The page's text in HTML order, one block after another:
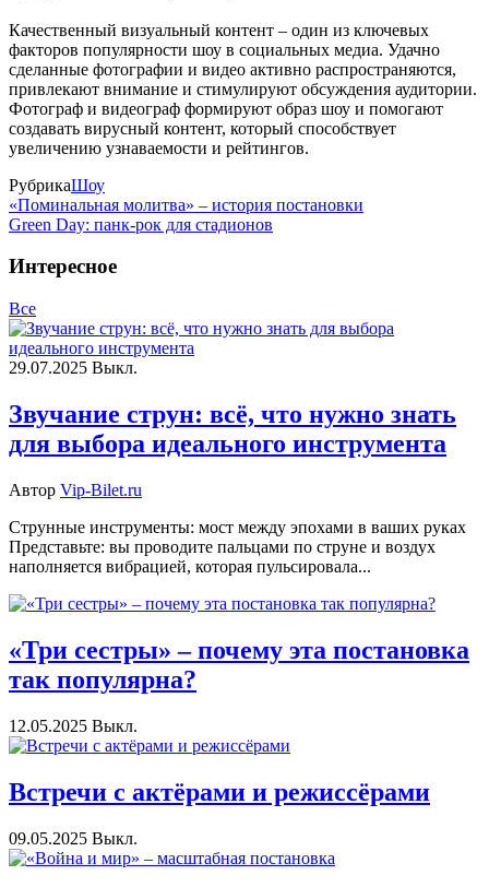
Качественный визуальный контент – один из ключевых
факторов популярности шоу в социальных медиа. Удачно
сделанные фотографии и видео активно распространяются,
привлекают внимание и стимулируют обсуждения аудитории.
Фотограф и видеограф формируют образ шоу и помогают
создавать вирусный контент, который способствует
увеличению узнаваемости и рейтингов.
РубрикаШоу
«Поминальная молитва» – история постановки
Green Day: панк-рок для стадионов
Интересное
Все
29.07.2025 Выкл.
Звучание струн: всё, что нужно знать
для выбора идеального инструмента
Автор Vip-Bilet.ru
Струнные инструменты: мост между эпохами в ваших руках
Представьте: вы проводите пальцами по струне и воздух
наполняется вибрацией, которая пульсировала...
«Три сестры» – почему эта постановка
так популярна?
12.05.2025 Выкл.
Встречи с актёрами и режиссёрами
09.05.2025 Выкл.